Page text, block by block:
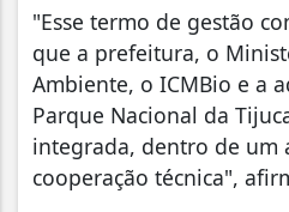
"Esse termo de gestão
que a prefeitura, o
Ambiente, o ICMBio e a
Parque Nacional da
integrada, dentro de um
cooperação técnica",